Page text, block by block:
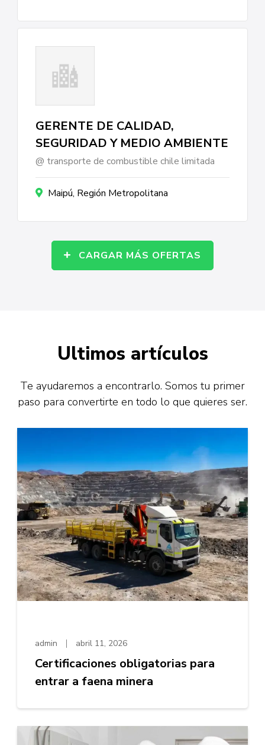
GERENTE DE CALIDAD,
SEGURIDAD Y MEDIO AMBIENTE
transporte de combustible chile limitada
Maipú, Región Metropolitana
CARGAR MÁS OFERTAS
Ultimos artículos
Te ayudaremos a encontrarlo. Somos tu primer
paso para convertirte en todo lo que quieres ser.
admin abril 11, 2026
Certificaciones obligatorias para
entrar a faena minera